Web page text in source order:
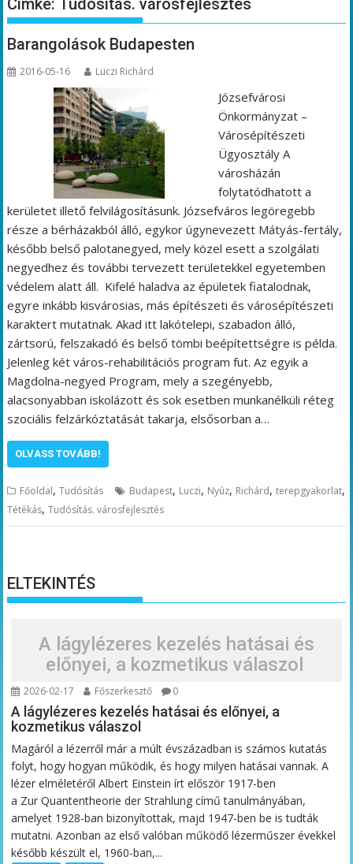
Címke:Tudósítás. városfejlesztés
Barangolások Budapesten
2016-05-16 Luczi Richárd
Józsefvárosi
Önkormányzat –
Városépítészeti
Ügyosztály A
városházán
folytatódhatott a
kerületet illető felvilágosításunk. Józsefváros legöregebb
része a bérházakból álló, egykor úgynevezett Mátyás-fertály,
később belső palotanegyed, mely közel esett a szolgálati
negyedhez és további tervezett területekkel egyetemben
védelem alatt áll. Kifelé haladva az épületek fiatalodnak,
egyre inkább kisvárosias, más építészeti és városépítészeti
karaktert mutatnak. Akad itt lakótelepi, szabadon álló,
zártsorú, felszakadó és belső tömbi beépítettségre is példa.
Jelenleg két város-rehabilitációs program fut. Az egyik a
Magdolna-negyed Program, mely a szegényebb,
alacsonyabban iskolázott és sok esetben munkanélküli réteg
szociális felzárkóztatását takarja, elsősorban a…
OLVASS TOVÁBB!
Főoldal,Tudósítás Budapest, Luczi, Nyúz, Richárd,terepgyakorlat,
Tétékás,Tudósítás. városfejlesztés
ELTEKINTÉS
A lágylézeres kezelés hatásai és
előnyei, a kozmetikus válaszol
2026-02-17 Főszerkesztő 0
A lágylézeres kezelés hatásai és előnyei, a
kozmetikus válaszol
Magáról a lézerről már a múlt évszázadban is számos kutatás
folyt, hogy hogyan működik, és hogy milyen hatásai vannak. A
lézer elméletéről Albert Einstein írt először 1917-ben
a Zur Quantentheorie der Strahlung című tanulmányában,
amelyet 1928-ban bizonyítottak, majd 1947-ben be is tudták
mutatni. Azonban az első valóban működő lézerműszer évekkel
később készült el, 1960-ban,...